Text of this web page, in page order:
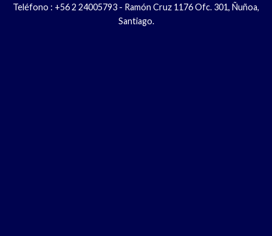
Teléfono : +56 2 24005793 - Ramón Cruz 1176 Ofc. 301, Ñuñoa,
Santiago.